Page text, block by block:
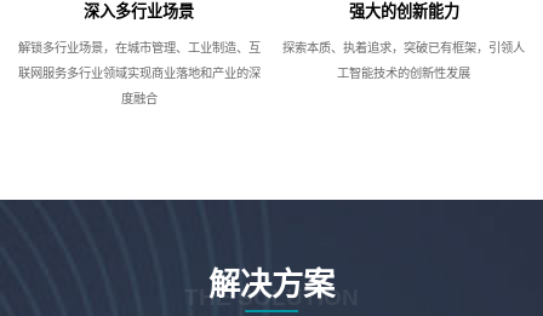
深入多行业场景
解锁多行业场景，在城市管理、工业制造、互
联网服务多行业领域实现商业落地和产业的深
度融合
强大的创新能力
探索本质、执着追求，突破已有框架，引领人
工智能技术的创新性发展
解决方案
THE SOLUTION